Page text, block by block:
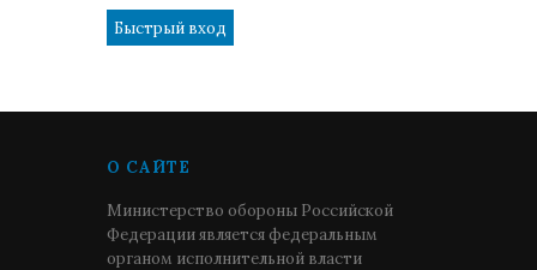
О САЙТЕ
Министерство обороны Российской
Федерации является федеральным
органом исполнительной власти